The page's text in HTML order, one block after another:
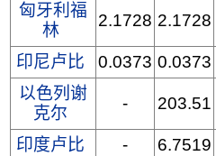
匈牙利福
林
2.1728 2.1728
印尼卢比 0.0373 0.0373
以色列谢
克尔
- 203.51
印度卢比 - 6.7519